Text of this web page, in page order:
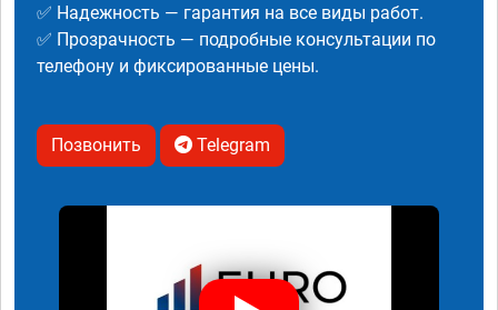
✅ Надежность — гарантия на все виды работ.
✅ Прозрачность — подробные консультации по
телефону и фиксированные цены.
Позвонить Telegram